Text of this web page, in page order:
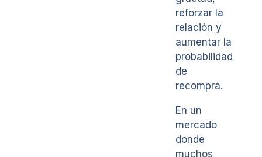
reforzar la
relación y
aumentar la
probabilidad
de
recompra.
En un
mercado
donde
muchos